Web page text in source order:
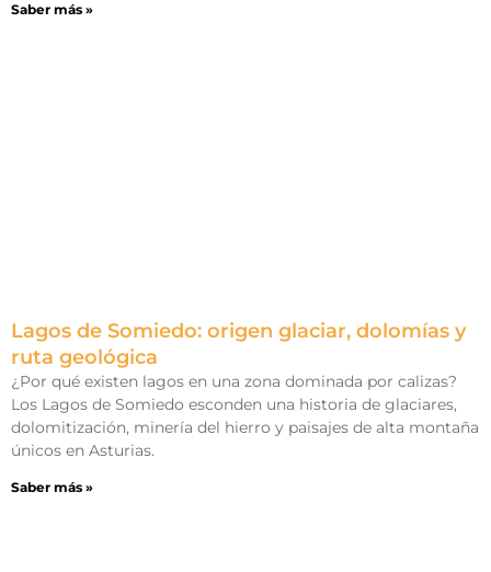
Saber más »
Lagos de Somiedo: origen glaciar, dolomías y
ruta geológica
¿Por qué existen lagos en una zona dominada por calizas?
Los Lagos de Somiedo esconden una historia de glaciares,
dolomitización, minería del hierro y paisajes de alta montaña
únicos en Asturias.
Saber más »